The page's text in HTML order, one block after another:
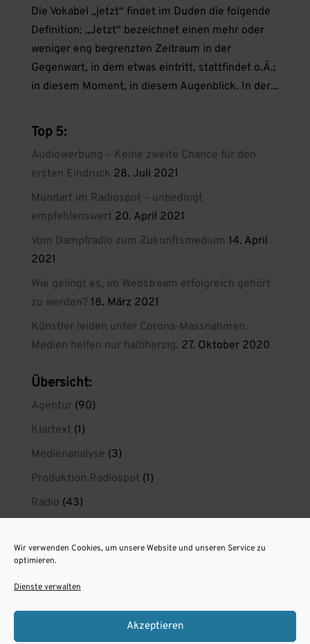
Wir verwenden Cookies, um unsere Website und unseren Service zu
optimieren.
Dienste verwalten
Akzeptieren
Die Vokabel „jetzt“ findet im Duden die folgende
Definition: „Jetzt“ bezeichnet einen mehr oder
weniger eng begrenzten Zeitraum in der
Gegenwart, in dem etwas eintritt, stattfindet o.Ä.;
in diesem Moment, in diesem Augenblick. In der...
Top 5:
Audiowerbung – Keine zweite Chance für den
ersten Eindruck 28. Juli 2021
Mundart im Radiospot – unbedingt
empfehlenswert 20. April 2021
Vom Dampfradio zum Zukunftsmedium 14. April
2021
Wie gelingt es, im Webstream erfolgreich gehört
zu werden? 18. März 2021
Künstler leiden unter Corona-Massnahmen.
Medien helfen nur halbherzig. 27. Oktober 2020
Übersicht:
Agentur(90)
Klartext (1)
Medienanalyse (3)
Produktion Radiospot (1)
Radio (43)
radiokreaktiv privat(1)